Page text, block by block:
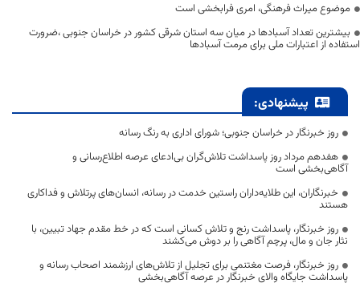
موضوع میراث فرهنگی، امری فرابخشی است
بیشترین تعداد آسبادها در میان سه استان شرقی کشور در خراسان جنوبی ،ضرورت
استفاده از اعتبارات ملی برای مرمت آسبادها
پیشنهادی:
روز خبرنگار در خراسان جنوبی؛ شورای اداری به رنگ رسانه
هفدهم مرداد روز پاسداشت تلاش‌گران بی‌ادعای عرصه اطلاع‌رسانی و
آگاهی‌بخشی است
خبرنگاران، این طلایه‌داران راستین خدمت در رسانه، انسان‌های پرتلاش و فداکاری
هستند
روز خبرنگار، پاسداشت رنج و تلاش کسانی است که در خط مقدم جهاد تبیین، با
نثار جان و مال، پرچم آگاهی را بر دوش می‌کشند
روز خبرنگار، فرصت مغتنمی برای تجلیل از تلاش‌های ارزشمند اصحاب رسانه و
پاسداشت جایگاه والای خبرنگار در عرصه آگاهی‌بخشی